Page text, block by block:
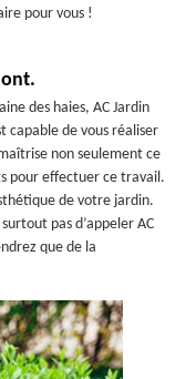
pour vous !
des haies, AC Jardin
capable de vous réaliser
non seulement ce
pour effectuer ce travail.
de votre jardin.
pas d’appeler AC
que de la